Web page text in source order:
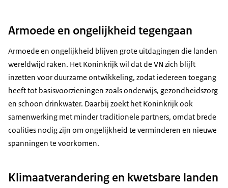
Armoede en ongelijkheid tegengaan
Armoede en ongelijkheid blijven grote uitdagingen die landen
wereldwijd raken. Het Koninkrijk wil dat de VN zich blijft
inzetten voor duurzame ontwikkeling, zodat iedereen toegang
heeft tot basisvoorzieningen zoals onderwijs, gezondheidszorg
en schoon drinkwater. Daarbij zoekt het Koninkrijk ook
samenwerking met minder traditionele partners, omdat brede
coalities nodig zijn om ongelijkheid te verminderen en nieuwe
spanningen te voorkomen.
Klimaatverandering en kwetsbare landen